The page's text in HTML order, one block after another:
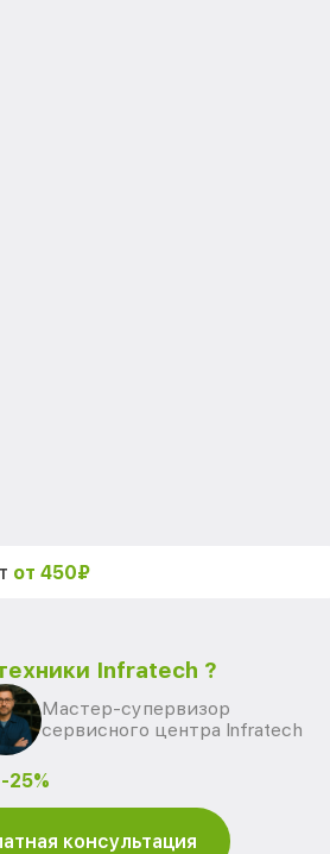
от 450₽
Infratech ?
Мастер-супервизор
сервисного центра Infratech
25%
консультация